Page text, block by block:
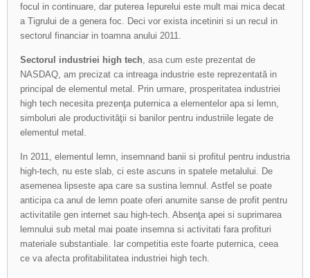
focul in continuare, dar puterea Iepurelui este mult mai mica decat
a Tigrului de a genera foc. Deci vor exista incetiniri si un recul in
sectorul financiar in toamna anului 2011.
Sectorul industriei high tech, asa cum este prezentat de
NASDAQ, am precizat ca intreaga industrie este reprezentată in
principal de elementul metal. Prin urmare, prosperitatea industriei
high tech necesita prezenţa puternica a elementelor apa si lemn,
simboluri ale productivităţii si banilor pentru industriile legate de
elementul metal.
In 2011, elementul lemn, insemnand banii si profitul pentru industria
high-tech, nu este slab, ci este ascuns in spatele metalului. De
asemenea lipseste apa care sa sustina lemnul. Astfel se poate
anticipa ca anul de lemn poate oferi anumite sanse de profit pentru
activitatile gen internet sau high-tech. Absenţa apei si suprimarea
lemnului sub metal mai poate insemna si activitati fara profituri
materiale substantiale. Iar competitia este foarte puternica, ceea
ce va afecta profitabilitatea industriei high tech.